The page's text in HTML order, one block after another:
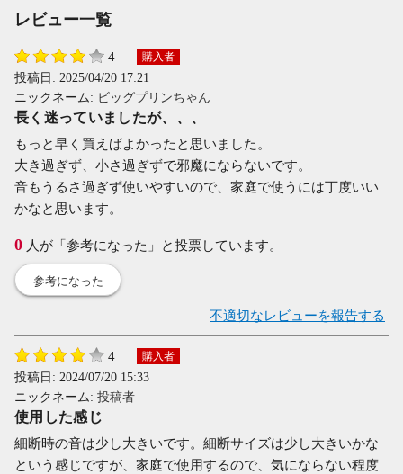
レビュー一覧
4 購入者
投稿日: 2025/04/20 17:21
ニックネーム: ビッグプリンちゃん
長く迷っていましたが、、、
もっと早く買えばよかったと思いました。
大き過ぎず、小さ過ぎずで邪魔にならないです。
音もうるさ過ぎず使いやすいので、家庭で使うには丁度いい
かなと思います。
0 人が「参考になった」と投票しています。
参考になった
不適切なレビューを報告する
4 購入者
投稿日: 2024/07/20 15:33
ニックネーム: 投稿者
使用した感じ
細断時の音は少し大きいです。細断サイズは少し大きいかな
という感じですが、家庭で使用するので、気にならない程度